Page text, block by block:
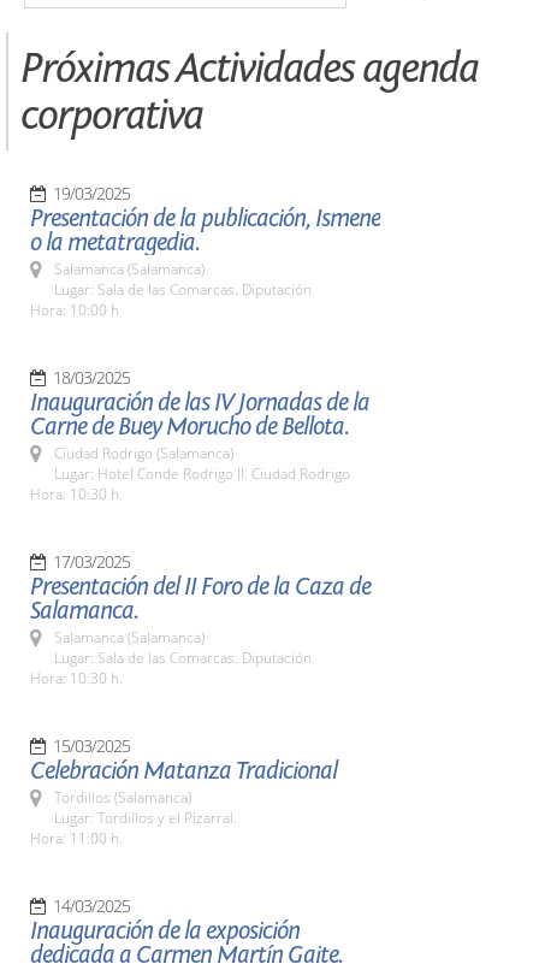
Próximas Actividades agenda
corporativa
19/03/2025
Presentación de la publicación, Ismene
o la metatragedia.
Salamanca (Salamanca)
Lugar: Sala de las Comarcas. Diputación
Hora: 10:00 h
18/03/2025
Inauguración de las IV Jornadas de la
Carne de Buey Morucho de Bellota.
Ciudad Rodrigo (Salamanca)
Lugar: Hotel Conde Rodrigo II. Ciudad Rodrigo
Hora: 10:30 h.
17/03/2025
Presentación del II Foro de la Caza de
Salamanca.
Salamanca (Salamanca)
Lugar: Sala de las Comarcas. Diputación
Hora: 10:30 h.
15/03/2025
Celebración Matanza Tradicional
Tordillos (Salamanca)
Lugar: Tordillos y el Pizarral.
Hora: 11:00 h.
14/03/2025
Inauguración de la exposición
dedicada a Carmen Martín Gaite.